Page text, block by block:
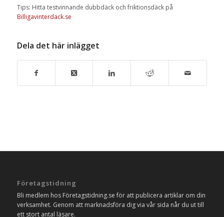
Tips: Hitta testvinnande dubbdäck och friktionsdäck på
Billigavinterdack.se
Dela det här inlägget
Företagstidning
Bli medlem hos Företagstidning.se för att publicera artiklar om din
verksamhet. Genom att marknadsföra dig via vår sida når du ut till
ett stort antal läsare.